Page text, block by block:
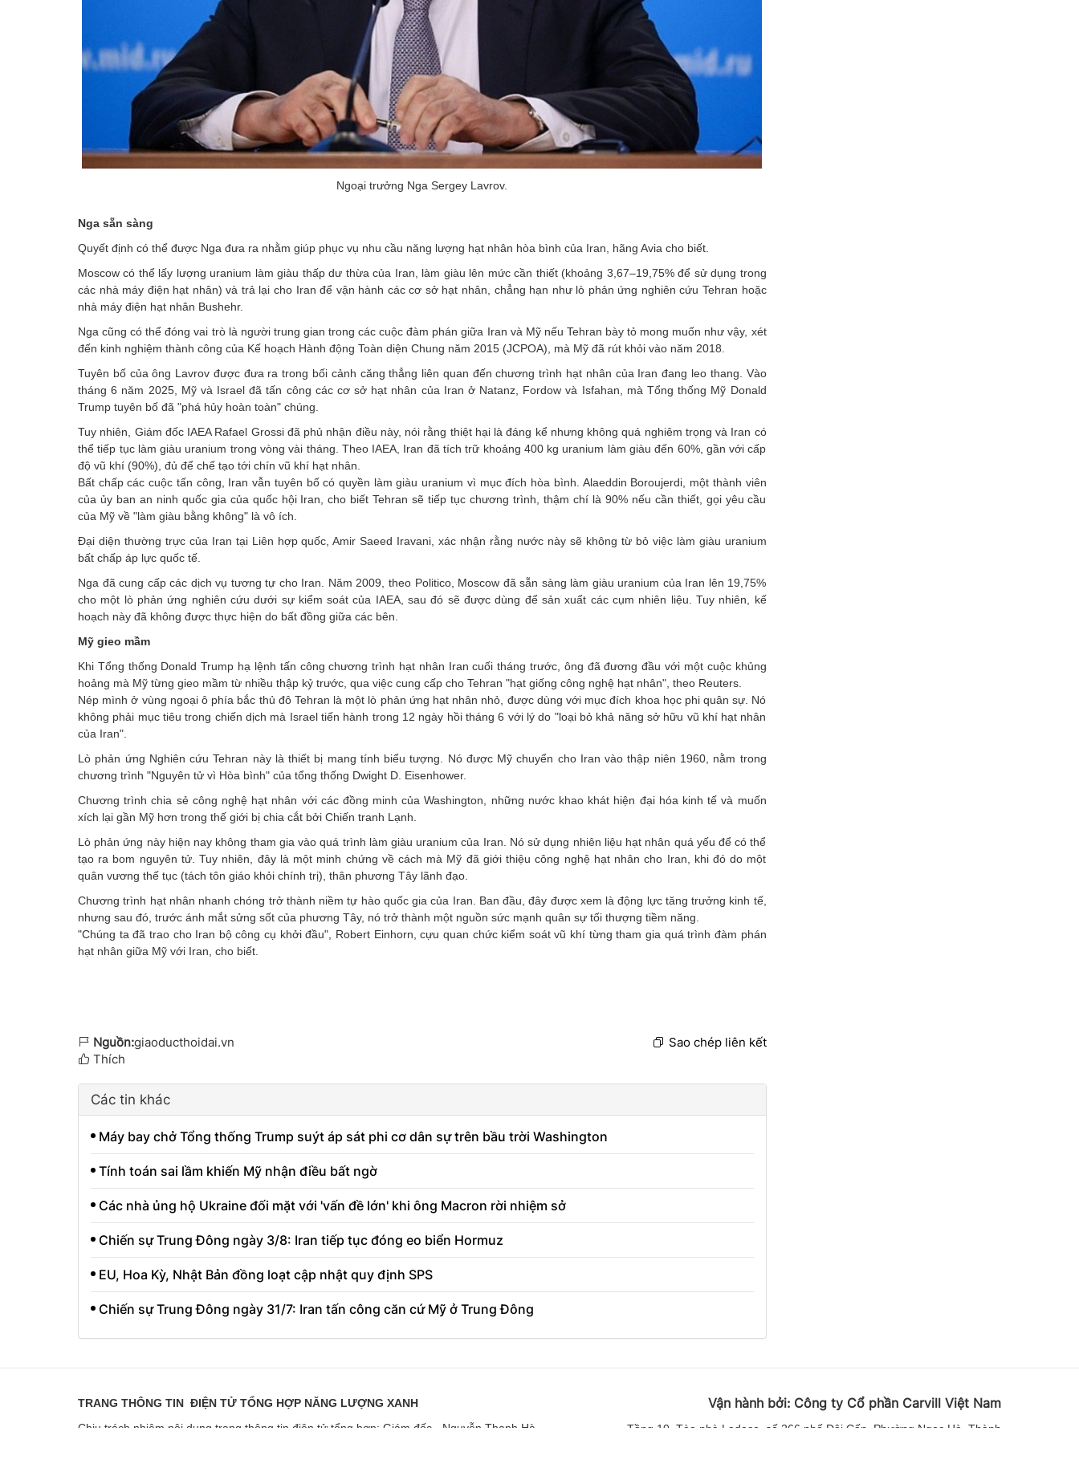
Ngoại trưởng Nga Sergey Lavrov.
Nga sẵn sàng
Quyết định có thể được Nga đưa ra nhằm giúp phục vụ nhu cầu năng lượng hạt nhân hòa bình của Iran, hãng Avia cho biết.
Moscow có thể lấy lượng uranium làm giàu thấp dư thừa của Iran, làm giàu lên mức cần thiết (khoảng 3,67–19,75% để sử dụng trong
các nhà máy điện hạt nhân) và trả lại cho Iran để vận hành các cơ sở hạt nhân, chẳng hạn như lò phản ứng nghiên cứu Tehran hoặc
nhà máy điện hạt nhân Bushehr.
Nga cũng có thể đóng vai trò là người trung gian trong các cuộc đàm phán giữa Iran và Mỹ nếu Tehran bày tỏ mong muốn như vậy, xét
đến kinh nghiệm thành công của Kế hoạch Hành động Toàn diện Chung năm 2015 (JCPOA), mà Mỹ đã rút khỏi vào năm 2018.
Tuyên bố của ông Lavrov được đưa ra trong bối cảnh căng thẳng liên quan đến chương trình hạt nhân của Iran đang leo thang. Vào
tháng 6 năm 2025, Mỹ và Israel đã tấn công các cơ sở hạt nhân của Iran ở Natanz, Fordow và Isfahan, mà Tổng thống Mỹ Donald
Trump tuyên bố đã "phá hủy hoàn toàn" chúng.
Tuy nhiên, Giám đốc IAEA Rafael Grossi đã phủ nhận điều này, nói rằng thiệt hại là đáng kể nhưng không quá nghiêm trọng và Iran có
thể tiếp tục làm giàu uranium trong vòng vài tháng. Theo IAEA, Iran đã tích trữ khoảng 400 kg uranium làm giàu đến 60%, gần với cấp
độ vũ khí (90%), đủ để chế tạo tới chín vũ khí hạt nhân.
Bất chấp các cuộc tấn công, Iran vẫn tuyên bố có quyền làm giàu uranium vì mục đích hòa bình. Alaeddin Boroujerdi, một thành viên
của ủy ban an ninh quốc gia của quốc hội Iran, cho biết Tehran sẽ tiếp tục chương trình, thậm chí là 90% nếu cần thiết, gọi yêu cầu
của Mỹ về "làm giàu bằng không" là vô ích.
Đại diện thường trực của Iran tại Liên hợp quốc, Amir Saeed Iravani, xác nhận rằng nước này sẽ không từ bỏ việc làm giàu uranium
bất chấp áp lực quốc tế.
Nga đã cung cấp các dịch vụ tương tự cho Iran. Năm 2009, theo Politico, Moscow đã sẵn sàng làm giàu uranium của Iran lên 19,75%
cho một lò phản ứng nghiên cứu dưới sự kiểm soát của IAEA, sau đó sẽ được dùng để sản xuất các cụm nhiên liệu. Tuy nhiên, kế
hoạch này đã không được thực hiện do bất đồng giữa các bên.
Mỹ gieo mầm
Khi Tổng thống Donald Trump hạ lệnh tấn công chương trình hạt nhân Iran cuối tháng trước, ông đã đương đầu với một cuộc khủng
hoảng mà Mỹ từng gieo mầm từ nhiều thập kỷ trước, qua việc cung cấp cho Tehran "hạt giống công nghệ hạt nhân", theo Reuters.
Nép mình ở vùng ngoại ô phía bắc thủ đô Tehran là một lò phản ứng hạt nhân nhỏ, được dùng với mục đích khoa học phi quân sự. Nó
không phải mục tiêu trong chiến dịch mà Israel tiến hành trong 12 ngày hồi tháng 6 với lý do "loại bỏ khả năng sở hữu vũ khí hạt nhân
của Iran".
Lò phản ứng Nghiên cứu Tehran này là thiết bị mang tính biểu tượng. Nó được Mỹ chuyển cho Iran vào thập niên 1960, nằm trong
chương trình "Nguyên tử vì Hòa bình" của tổng thống Dwight D. Eisenhower.
Chương trình chia sẻ công nghệ hạt nhân với các đồng minh của Washington, những nước khao khát hiện đại hóa kinh tế và muốn
xích lại gần Mỹ hơn trong thế giới bị chia cắt bởi Chiến tranh Lạnh.
Lò phản ứng này hiện nay không tham gia vào quá trình làm giàu uranium của Iran. Nó sử dụng nhiên liệu hạt nhân quá yếu để có thể
tạo ra bom nguyên tử. Tuy nhiên, đây là một minh chứng về cách mà Mỹ đã giới thiệu công nghệ hạt nhân cho Iran, khi đó do một
quân vương thế tục (tách tôn giáo khỏi chính trị), thân phương Tây lãnh đạo.
Chương trình hạt nhân nhanh chóng trở thành niềm tự hào quốc gia của Iran. Ban đầu, đây được xem là động lực tăng trưởng kinh tế,
nhưng sau đó, trước ánh mắt sửng sốt của phương Tây, nó trở thành một nguồn sức mạnh quân sự tối thượng tiềm năng.
"Chúng ta đã trao cho Iran bộ công cụ khởi đầu", Robert Einhorn, cựu quan chức kiểm soát vũ khí từng tham gia quá trình đàm phán
hạt nhân giữa Mỹ với Iran, cho biết.
Nguồn:giaoducthoidai.vn
Sao chép liên kết
Thích
Các tin khác
Máy bay chở Tổng thống Trump suýt áp sát phi cơ dân sự trên bầu trời Washington
Tính toán sai lầm khiến Mỹ nhận điều bất ngờ
Các nhà ủng hộ Ukraine đối mặt với 'vấn đề lớn' khi ông Macron rời nhiệm sở
Chiến sự Trung Đông ngày 3/8: Iran tiếp tục đóng eo biển Hormuz
EU, Hoa Kỳ, Nhật Bản đồng loạt cập nhật quy định SPS
Chiến sự Trung Đông ngày 31/7: Iran tấn công căn cứ Mỹ ở Trung Đông
TRANG THÔNG TIN ĐIỆN TỬ TỔNG HỢP NĂNG LƯỢNG XANH
Chịu trách nhiệm nội dung trang thông tin điện tử tổng hợp: Giám đốc - Nguyễn Thanh Hà
Vận hành bởi: Công ty Cổ phần Carvill Việt Nam
Tầng 10, Tòa nhà Ladeco, số 266 phố Đội Cấn, Phường Ngọc Hà, Thành